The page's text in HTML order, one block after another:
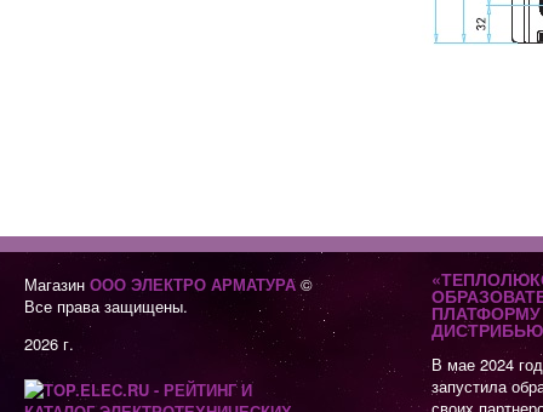
Магазин ООО ЭЛЕКТРО АРМАТУРА©
Все права защищены.
2026 г.
В мае 2024
запустила